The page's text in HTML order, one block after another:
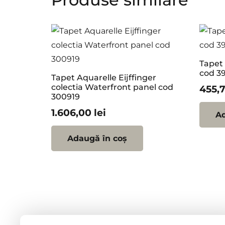
Tapet Aquarelle Eijffinger
colectia Waterfront panel cod
300919
1.606,00 lei
Adaugă în coș
Tapet
cod